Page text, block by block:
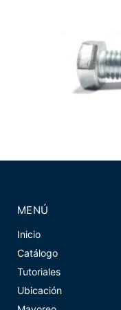
MENÚ
Inicio
Catálogo
Tutoriales
Ubicación